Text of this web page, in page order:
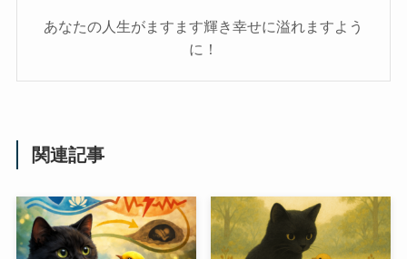
あなたの人生がますます輝き幸せに溢れますよう
に！
関連記事